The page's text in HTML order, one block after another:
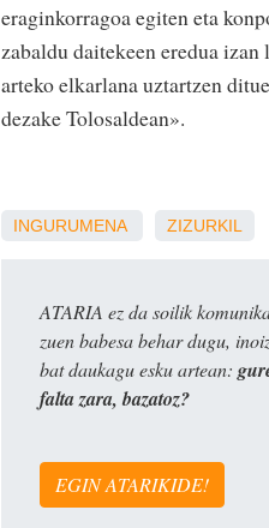
eraginkorragoa egiten eta
zabaldu daitekeen eredua
arteko elkarlana uztartzen
dezake Tolosaldean».
INGURUMENA ZIZURKIL
ATARIA ez da soilik
zuen babesa behar dugu,
bat daukagu esku artean:
falta zara, bazatoz?
EGIN ATARIKIDE!